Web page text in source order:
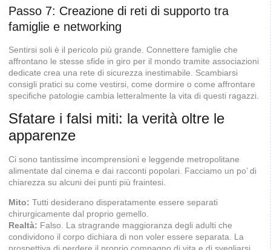
Passo 7: Creazione di reti di supporto tra
famiglie e networking
Sentirsi soli è il pericolo più grande. Connettere famiglie che
affrontano le stesse sfide in giro per il mondo tramite associazioni
dedicate crea una rete di sicurezza inestimabile. Scambiarsi
consigli pratici su come vestirsi, come dormire o come affrontare
specifiche patologie cambia letteralmente la vita di questi ragazzi.
Sfatare i falsi miti: la verità oltre le
apparenze
Ci sono tantissime incomprensioni e leggende metropolitane
alimentate dal cinema e dai racconti popolari. Facciamo un po’ di
chiarezza su alcuni dei punti più fraintesi.
Mito: Tutti desiderano disperatamente essere separati
chirurgicamente dal proprio gemello.
Realtà: Falso. La stragrande maggioranza degli adulti che
condividono il corpo dichiara di non voler essere separata. La